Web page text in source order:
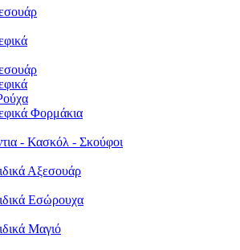
Φορμάκια
- Κασκόλ - Σκούφοι
Αξεσουάρ
Εσώρουχα
Μαγιό